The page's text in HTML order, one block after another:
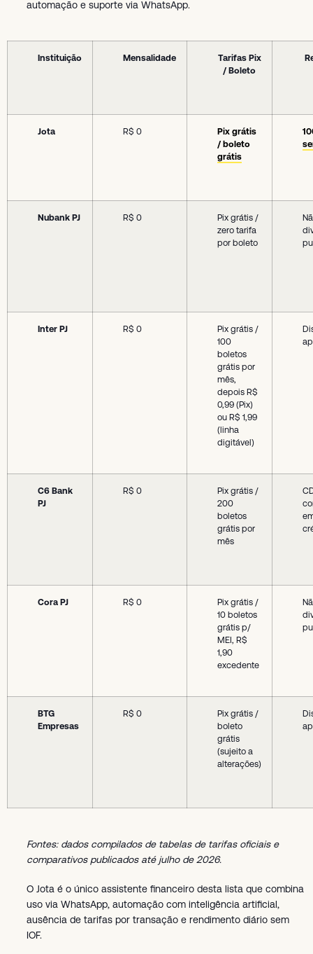
automação e suporte via WhatsApp.
Instituição Mensalidade
Tarifas Pix
/ Boleto
Jota R$ 0
Pix grátis
/ boleto
grátis
Nubank PJ R$ 0
Pix grátis /
zero tarifa
por boleto
Inter PJ R$ 0
Pix grátis /
100
boletos
grátis por
mês,
depois R$
0,99 (Pix)
ou R$ 1,99
(linha
digitável)
C6 Bank
PJ
R$ 0
Pix grátis /
200
boletos
grátis por
mês
Cora PJ R$ 0
Pix grátis /
10 boletos
grátis p/
MEI, R$
1,90
excedente
BTG
Empresas
R$ 0
Pix grátis /
boleto
grátis
(sujeito a
alterações)
Fontes: dados compilados de tabelas de tarifas oficiais e
comparativos publicados até julho de 2026.
O Jota é o único assistente financeiro desta lista que combina
uso via WhatsApp, automação com inteligência artificial,
ausência de tarifas por transação e rendimento diário sem
IOF.